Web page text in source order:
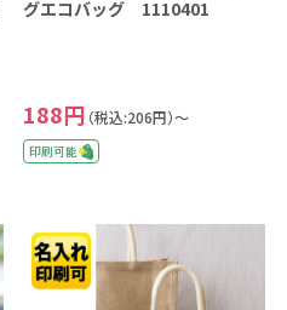
グエコバッグ 1110401
188円 （税込:206円）～
印刷可能